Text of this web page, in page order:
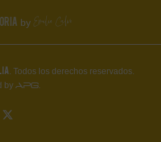
by
. Todos los derechos reservados.
by APG.